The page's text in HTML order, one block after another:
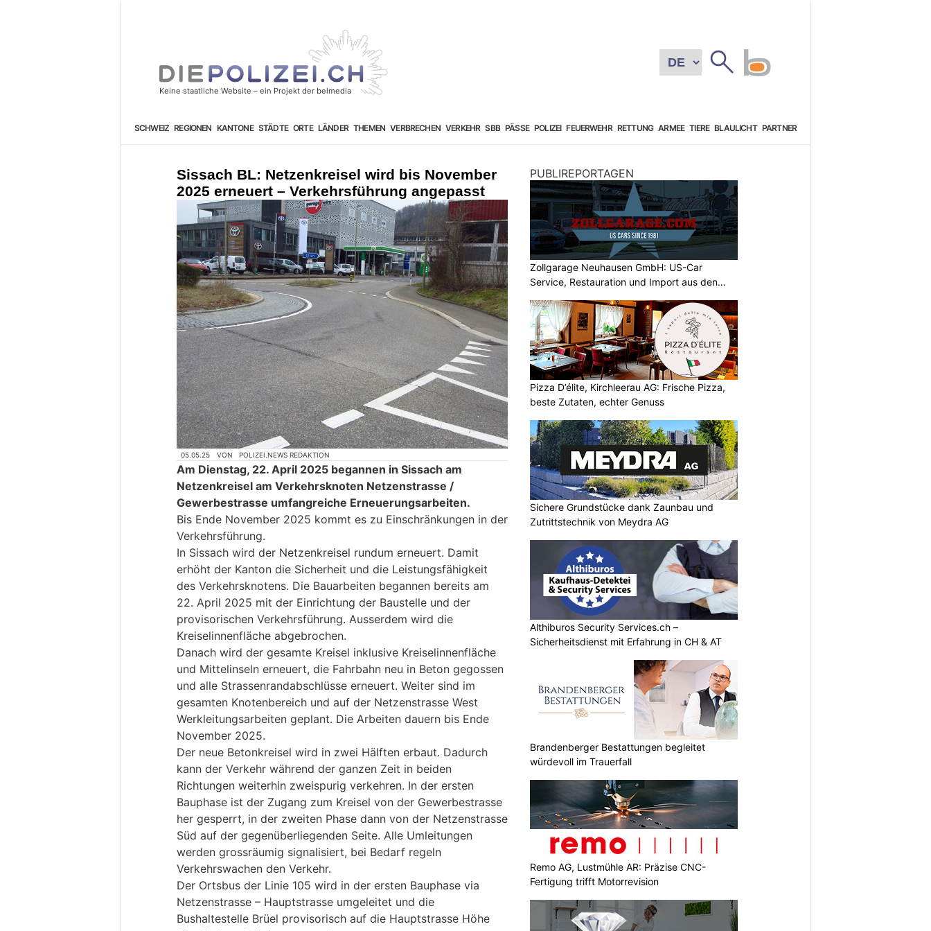
SCHWEIZ REGIONEN KANTONE STÄDTE ORTE LÄNDER THEMEN VERBRECHEN VERKEHR SBB PÄSSE POLIZEI FEUERWEHR RETTUNG ARMEE TIERE BLAULICHT PARTNER
Sissach BL: Netzenkreisel wird bis November
2025 erneuert – Verkehrsführung angepasst
05.05.25 VON POLIZEI.NEWS REDAKTION
Am Dienstag, 22. April 2025 begannen in Sissach am
Netzenkreisel am Verkehrsknoten Netzenstrasse /
Gewerbestrasse umfangreiche Erneuerungsarbeiten.
Bis Ende November 2025 kommt es zu Einschränkungen in der
Verkehrsführung.
In Sissach wird der Netzenkreisel rundum erneuert. Damit
erhöht der Kanton die Sicherheit und die Leistungsfähigkeit
des Verkehrsknotens. Die Bauarbeiten begannen bereits am
22. April 2025 mit der Einrichtung der Baustelle und der
provisorischen Verkehrsführung. Ausserdem wird die
Kreiselinnenfläche abgebrochen.
Danach wird der gesamte Kreisel inklusive Kreiselinnenfläche
und Mittelinseln erneuert, die Fahrbahn neu in Beton gegossen
und alle Strassenrandabschlüsse erneuert. Weiter sind im
gesamten Knotenbereich und auf der Netzenstrasse West
Werkleitungsarbeiten geplant. Die Arbeiten dauern bis Ende
November 2025.
Der neue Betonkreisel wird in zwei Hälften erbaut. Dadurch
kann der Verkehr während der ganzen Zeit in beiden
Richtungen weiterhin zweispurig verkehren. In der ersten
Bauphase ist der Zugang zum Kreisel von der Gewerbestrasse
her gesperrt, in der zweiten Phase dann von der Netzenstrasse
Süd auf der gegenüberliegenden Seite. Alle Umleitungen
werden grossräumig signalisiert, bei Bedarf regeln
Verkehrswachen den Verkehr.
Der Ortsbus der Linie 105 wird in der ersten Bauphase via
Netzenstrasse – Hauptstrasse umgeleitet und die
Bushaltestelle Brüel provisorisch auf die Hauptstrasse Höhe
PUBLIREPORTAGEN
Zollgarage Neuhausen GmbH: US-Car
Service, Restauration und Import aus den
Pizza D’élite, Kirchleerau AG: Frische Pizza,
beste Zutaten, echter Genuss
Sichere Grundstücke dank Zaunbau und
Zutrittstechnik von Meydra AG
Althiburos Security Services.ch –
Sicherheitsdienst mit Erfahrung in CH & AT
Brandenberger Bestattungen begleitet
würdevoll im Trauerfall
Remo AG, Lustmühle AR: Präzise CNC-
Fertigung trifft Motorrevision